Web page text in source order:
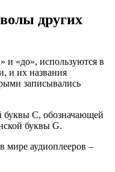
других
и «до», используются в
и их названия
записывались
буквы C, обозначающей
буквы G.
мире аудиоплееров –